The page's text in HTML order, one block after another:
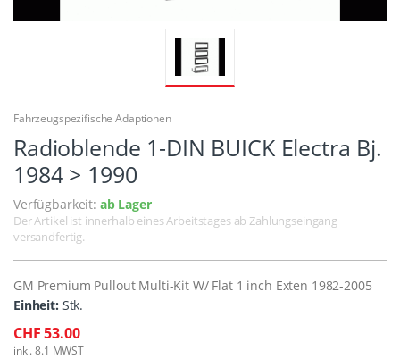
Fahrzeugspezifische Adaptionen
Radioblende 1-DIN BUICK Electra Bj.
1984 > 1990
Verfügbarkeit: ab Lager
Der Artikel ist innerhalb eines Arbeitstages ab Zahlungseingang
versandfertig.
GM Premium Pullout Multi-Kit W/ Flat 1 inch Exten 1982-2005
Einheit: Stk.
CHF 53.00
inkl. 8.1 MWST